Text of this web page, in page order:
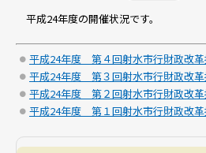
平成24年度の開催状況です。
平成24年度 第４回射水市行財政改
平成24年度 第３回射水市行財政改
平成24年度 第２回射水市行財政改
平成24年度 第１回射水市行財政改